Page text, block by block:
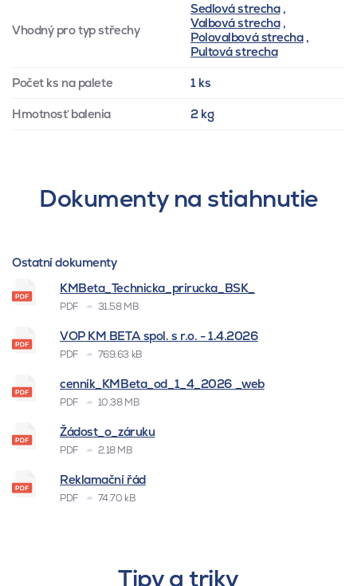
Vhodný pro typ střechy
Sedlová strecha,
Valbová strecha,
Polovalbová strecha,
Pultová strecha
Počet ks na palete 1 ks
Hmotnosť balenia 2 kg
Dokumenty na stiahnutie
Ostatní dokumenty
KMBeta_Technicka_prirucka_BSK_
PDF 31.58 MB
VOP KM BETA spol. s r.o. - 1.4.2026
PDF 769.63 kB
cenník_KMBeta_od_1_4_2026 _web
PDF 10.38 MB
Žádost_o_záruku
PDF 2.18 MB
Reklamační řád
PDF 74.70 kB
Tipy a triky